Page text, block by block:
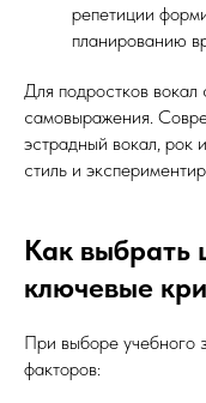
репетиции
планированию
Для подростков вокал
самовыражения.
эстрадный вокал, рок
стиль и
Как выбрать
ключевые
При выборе учебного
факторов: